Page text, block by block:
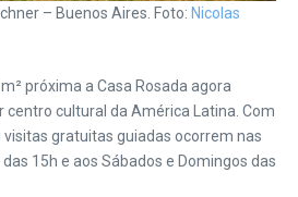
– Buenos Aires. Foto: Nicolas
próxima a Casa Rosada agora
cultural da América Latina. Com
gratuitas guiadas ocorrem nas
15h e aos Sábados e Domingos das